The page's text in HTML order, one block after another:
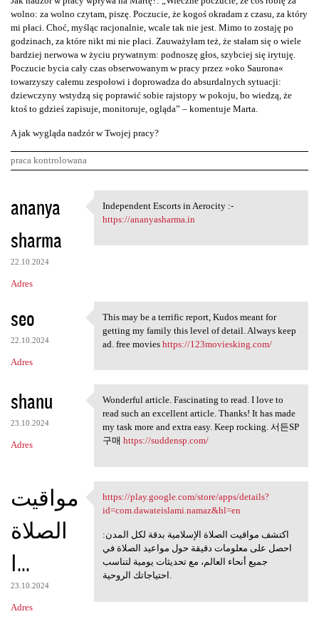
wolno: za wolno czytam, piszę. Poczucie, że kogoś okradam z czasu, za który
mi płaci. Choć, myśląc racjonalnie, wcale tak nie jest. Mimo to zostaję po
godzinach, za które nikt mi nie płaci. Zauważyłam też, że stałam się o wiele
bardziej nerwowa w życiu prywatnym: podnoszę głos, szybciej się irytuję.
Poczucie bycia cały czas obserwowanym w pracy przez »oko Saurona«
towarzyszy całemu zespołowi i doprowadza do absurdalnych sytuacji:
dziewczyny wstydzą się poprawić sobie rajstopy w pokoju, bo wiedzą, że
ktoś to gdzieś zapisuje, monitoruje, ogląda” – komentuje Marta.
A jak wygląda nadzór w Twojej pracy?
praca kontrolowana
K
o
m
e
n
a
r
z
ananya
sharma
22.10.2024
Adres
Independent Escorts in
Independent Escorts in Aerocity :-
https://ananyasharma.in
seo
22.10.2024
Adres
This may be a terrific report
This may be a terrific report, Kudos meant for
getting my family this level of detail. Always keep
ad. free movies https://123moviesking.com/
shanu
23.10.2024
Adres
Wonderful article.
Wonderful article. Fascinating to read. I love to
read such an excellent article. Thanks! It has made
my task more and extra easy. Keep rocking. 서든SP
구매 https://suddensp.com/
مواقيت
الصلاة
ا...
23.10.2024
Adres
https://play.google.com/store
https://play.google.com/store/apps/details?
id=com.dawateislami.namaz&hl=en
اكتشف مواقيت الصلاة الإسلامية بدقة لكل المدن:
احصل على معلومات دقيقة حول مواعيد الصلاة في
جميع أنحاء العالم، مع تحديثات يومية لتناسب
احتياجاتك الروحية.